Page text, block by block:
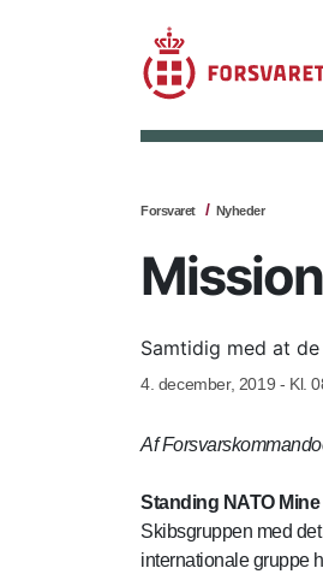
Forsvaret Nyheder
Samtidig med at
4. december, 2019 - Kl.
Af
Standing NATO
Skibsgruppen med
internationale gruppe